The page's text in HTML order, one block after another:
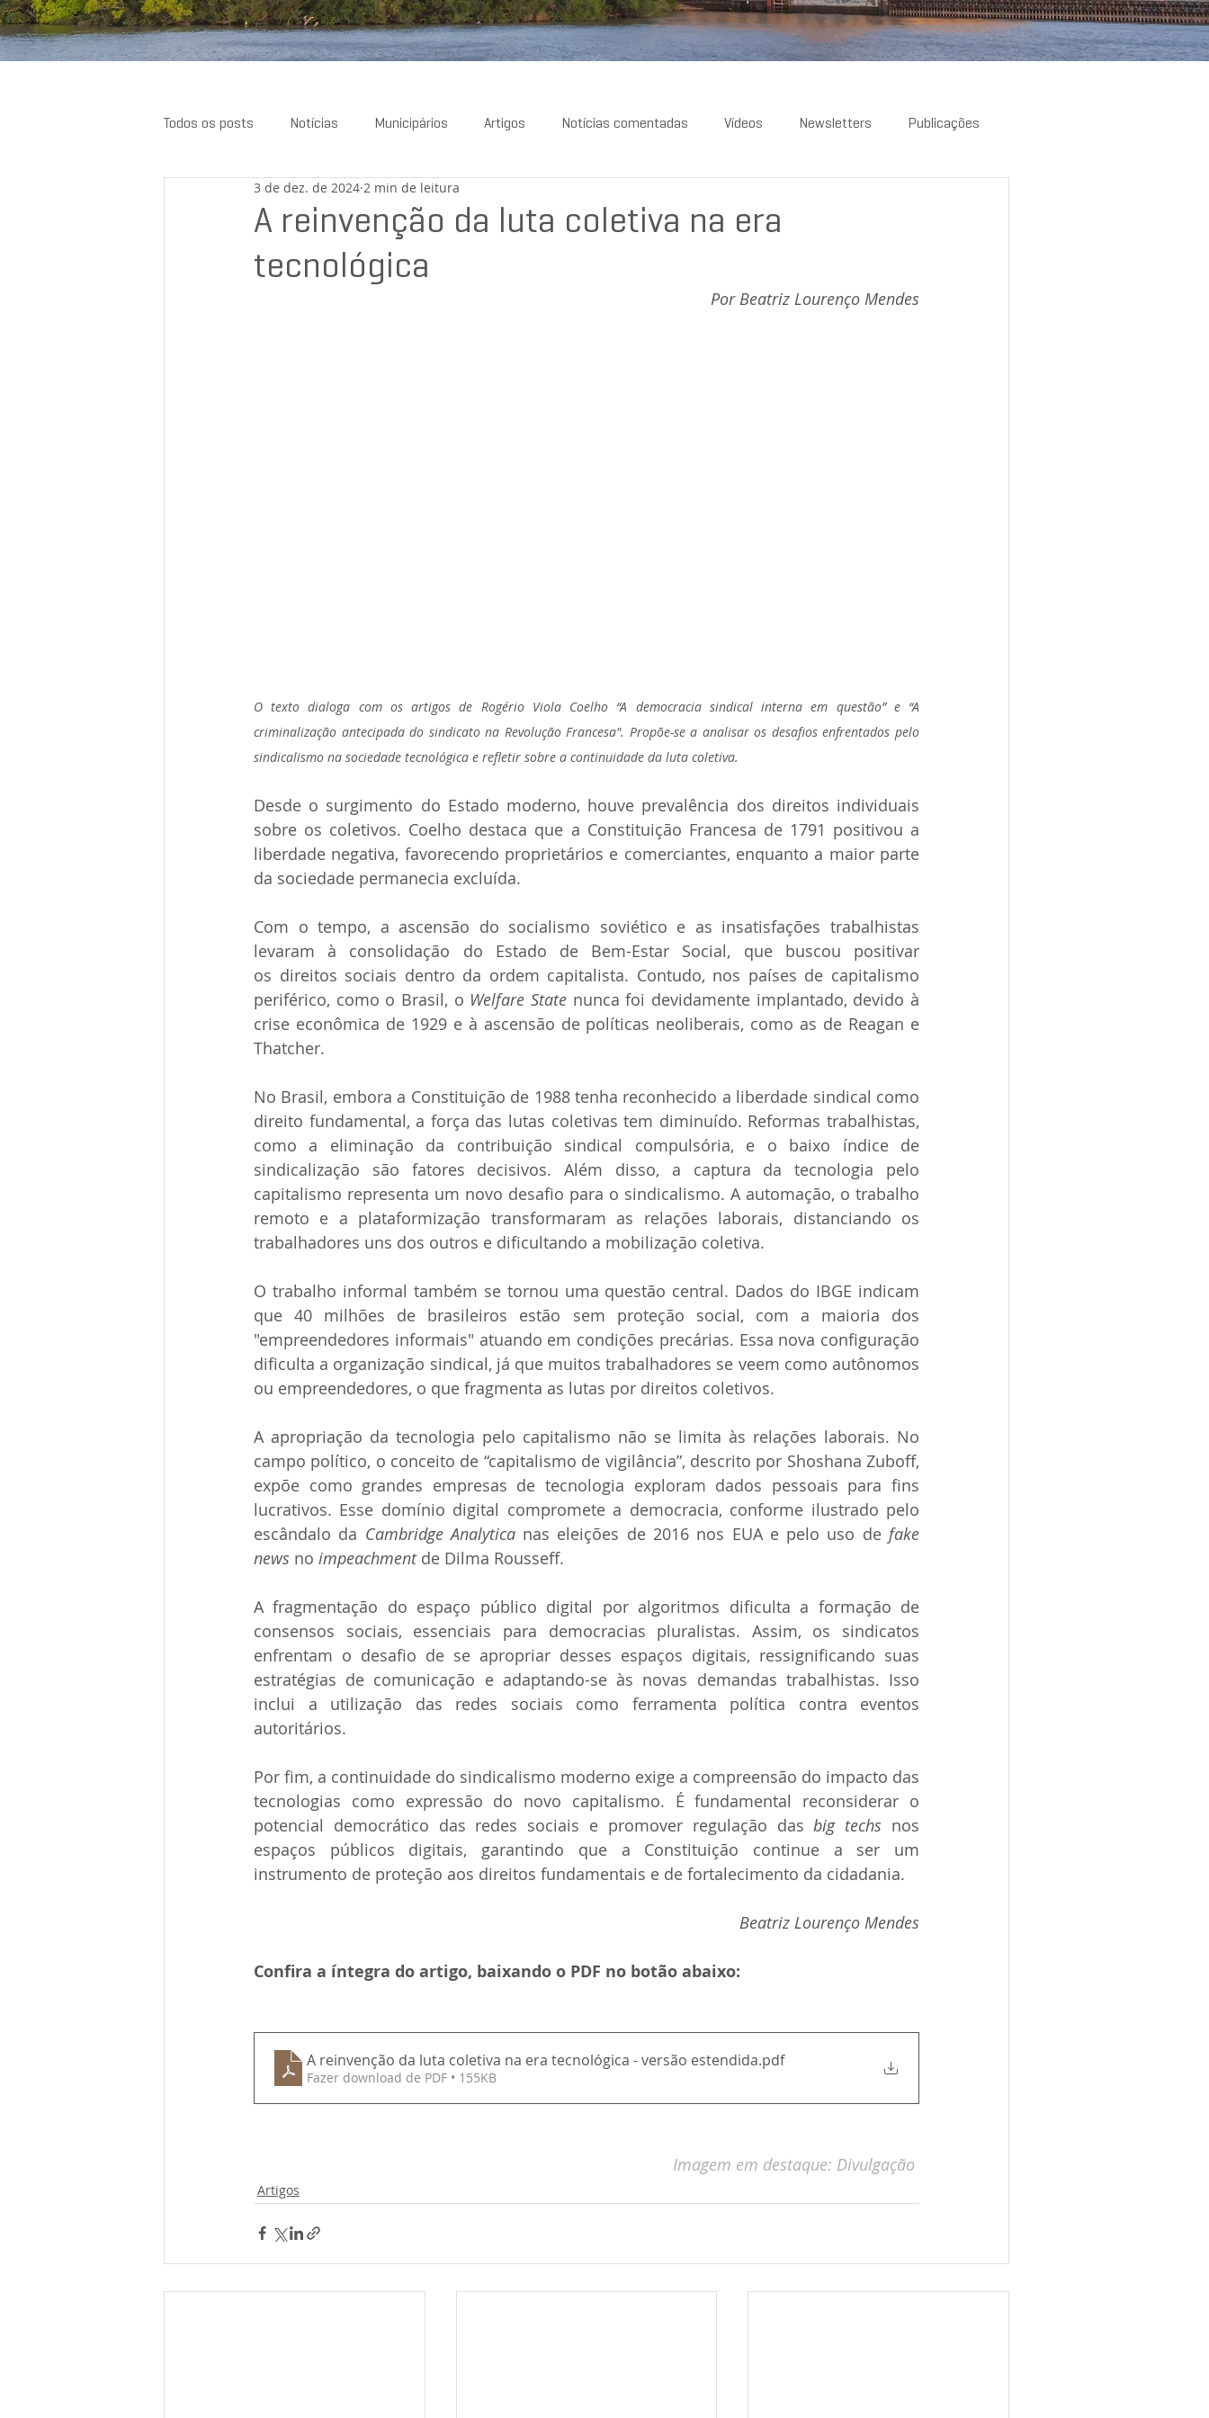
Todos os posts Notícias Municipários Artigos Notícias comentadas Vídeos Newsletters Publicações
Resenhas
A reinvenção da luta coletiva na era
tecnológica
3 de dez. de 2024 2 min de leitura
Por Beatriz Lourenço Mendes
O texto dialoga com os artigos de Rogério Viola Coelho “A democracia sindical interna em questão” e “A
criminalização antecipada do sindicato na Revolução Francesa". Propõe-se a analisar os desafios enfrentados pelo
sindicalismo na sociedade tecnológica e refletir sobre a continuidade da luta coletiva.
Desde o surgimento do Estado moderno, houve prevalência dos direitos individuais
sobre os coletivos. Coelho destaca que a Constituição Francesa de 1791 positivou a
liberdade negativa, favorecendo proprietários e comerciantes, enquanto a maior parte
da sociedade permanecia excluída.
Com o tempo, a ascensão do socialismo soviético e as insatisfações trabalhistas
levaram à consolidação do Estado de Bem-Estar Social, que buscou positivar
os direitos sociais dentro da ordem capitalista. Contudo, nos países de capitalismo
periférico, como o Brasil, o Welfare State nunca foi devidamente implantado, devido à
crise econômica de 1929 e à ascensão de políticas neoliberais, como as de Reagan e
Thatcher.
No Brasil, embora a Constituição de 1988 tenha reconhecido a liberdade sindical como
direito fundamental, a força das lutas coletivas tem diminuído. Reformas trabalhistas,
como a eliminação da contribuição sindical compulsória, e o baixo índice de
sindicalização são fatores decisivos. Além disso, a captura da tecnologia pelo
capitalismo representa um novo desafio para o sindicalismo. A automação, o trabalho
remoto e a plataformização transformaram as relações laborais, distanciando os
trabalhadores uns dos outros e dificultando a mobilização coletiva.
O trabalho informal também se tornou uma questão central. Dados do IBGE indicam
que 40 milhões de brasileiros estão sem proteção social, com a maioria dos
"empreendedores informais" atuando em condições precárias. Essa nova configuração
dificulta a organização sindical, já que muitos trabalhadores se veem como autônomos
ou empreendedores, o que fragmenta as lutas por direitos coletivos.
A apropriação da tecnologia pelo capitalismo não se limita às relações laborais. No
campo político, o conceito de “capitalismo de vigilância”, descrito por Shoshana Zuboff,
expõe como grandes empresas de tecnologia exploram dados pessoais para fins
lucrativos. Esse domínio digital compromete a democracia, conforme ilustrado pelo
escândalo da Cambridge Analytica nas eleições de 2016 nos EUA e pelo uso de fake
news no impeachment de Dilma Rousseff.
A fragmentação do espaço público digital por algoritmos dificulta a formação de
consensos sociais, essenciais para democracias pluralistas. Assim, os sindicatos
enfrentam o desafio de se apropriar desses espaços digitais, ressignificando suas
estratégias de comunicação e adaptando-se às novas demandas trabalhistas. Isso
inclui a utilização das redes sociais como ferramenta política contra eventos
autoritários.
Por fim, a continuidade do sindicalismo moderno exige a compreensão do impacto das
tecnologias como expressão do novo capitalismo. É fundamental reconsiderar o
potencial democrático das redes sociais e promover regulação das big techs nos
espaços públicos digitais, garantindo que a Constituição continue a ser um
instrumento de proteção aos direitos fundamentais e de fortalecimento da cidadania.
Beatriz Lourenço Mendes
Confira a íntegra do artigo, baixando o PDF no botão abaixo:
A reinvenção da luta coletiva na era tecnológica - versão estendida.pdf
Fazer download de PDF • 155KB
Imagem em destaque: Divulgação
Artigos